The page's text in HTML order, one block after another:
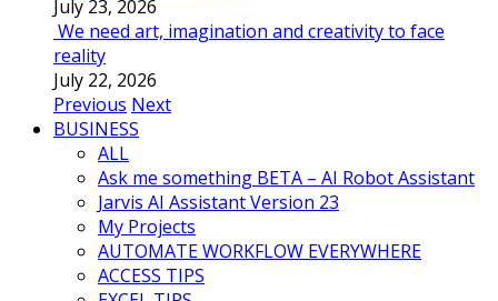
July 23, 2026
We need art, imagination and creativity to face
reality
July 22, 2026
Previous Next
BUSINESS
ALL
Ask me something BETA – AI Robot Assistant
Jarvis AI Assistant Version 23
My Projects
AUTOMATE WORKFLOW EVERYWHERE
ACCESS TIPS